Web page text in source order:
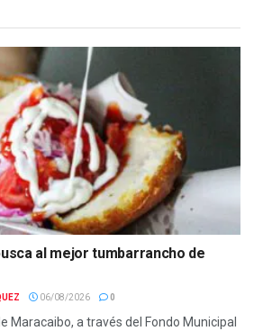
al mejor tumbarrancho de
06/08/2026 0
Maracaibo, a través del Fondo Municipal